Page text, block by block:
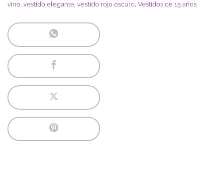
vino, vestido elegante, vestido rojo oscuro, Vestidos de 15 años